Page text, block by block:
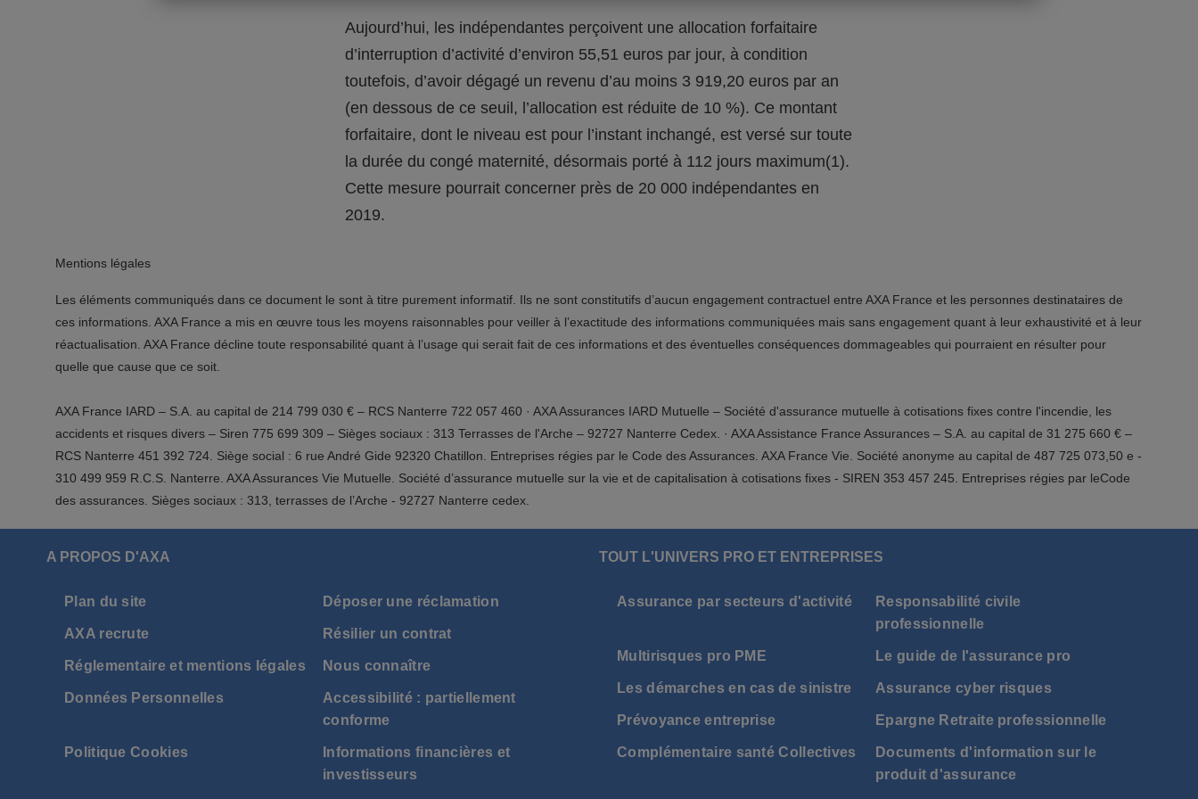
Aujourd’hui, les indépendantes perçoivent une allocation forfaitaire
d’interruption d’activité d’environ 55,51 euros par jour, à condition
toutefois, d’avoir dégagé un revenu d’au moins 3 919,20 euros par an
(en dessous de ce seuil, l’allocation est réduite de 10 %). Ce montant
forfaitaire, dont le niveau est pour l’instant inchangé, est versé sur toute
la durée du congé maternité, désormais porté à 112 jours maximum(1).
Cette mesure pourrait concerner près de 20 000 indépendantes en
2019.
Mentions légales
Les éléments communiqués dans ce document le sont à titre purement informatif. Ils ne sont constitutifs d’aucun engagement contractuel entre AXA France et les personnes destinataires de
ces informations. AXA France a mis en œuvre tous les moyens raisonnables pour veiller à l’exactitude des informations communiquées mais sans engagement quant à leur exhaustivité et à leur
réactualisation. AXA France décline toute responsabilité quant à l’usage qui serait fait de ces informations et des éventuelles conséquences dommageables qui pourraient en résulter pour
quelle que cause que ce soit.
AXA France IARD – S.A. au capital de 214 799 030 € – RCS Nanterre 722 057 460 · AXA Assurances IARD Mutuelle – Société d'assurance mutuelle à cotisations fixes contre l'incendie, les
accidents et risques divers – Siren 775 699 309 – Sièges sociaux : 313 Terrasses de l'Arche – 92727 Nanterre Cedex. · AXA Assistance France Assurances – S.A. au capital de 31 275 660 € –
RCS Nanterre 451 392 724. Siège social : 6 rue André Gide 92320 Chatillon. Entreprises régies par le Code des Assurances. AXA France Vie. Société anonyme au capital de 487 725 073,50 e -
310 499 959 R.C.S. Nanterre. AXA Assurances Vie Mutuelle. Société d’assurance mutuelle sur la vie et de capitalisation à cotisations fixes - SIREN 353 457 245. Entreprises régies par leCode
des assurances. Sièges sociaux : 313, terrasses de l’Arche - 92727 Nanterre cedex.
A PROPOS D'AXA
Plan du site Déposer une réclamation
AXA recrute Résilier un contrat
Réglementaire et mentions légales Nous connaître
Données Personnelles
Accessibilité : partiellement
conforme
Politique Cookies
Informations financières et
investisseurs
TOUT L'UNIVERS PRO ET ENTREPRISES
Assurance par secteurs d'activité
Responsabilité civile
professionnelle
Multirisques pro PME Le guide de l'assurance pro
Les démarches en cas de sinistre Assurance cyber risques
Prévoyance entreprise Epargne Retraite professionnelle
Complémentaire santé Collectives
Documents d'information sur le
produit d'assurance